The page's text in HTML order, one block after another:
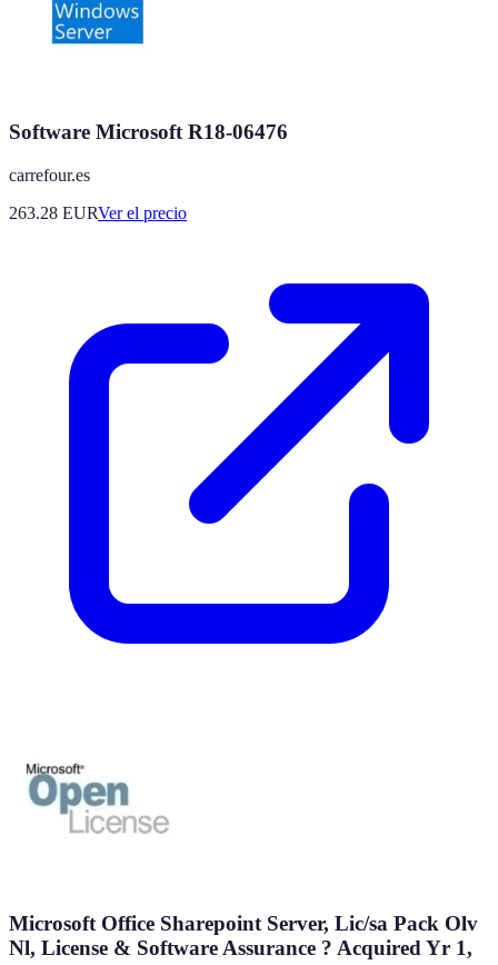
Software Microsoft R18-06476
carrefour.es
263.28 EURVer el precio
Microsoft Office Sharepoint Server, Lic/sa Pack Olv
Nl, License & Software Assurance ? Acquired Yr 1,